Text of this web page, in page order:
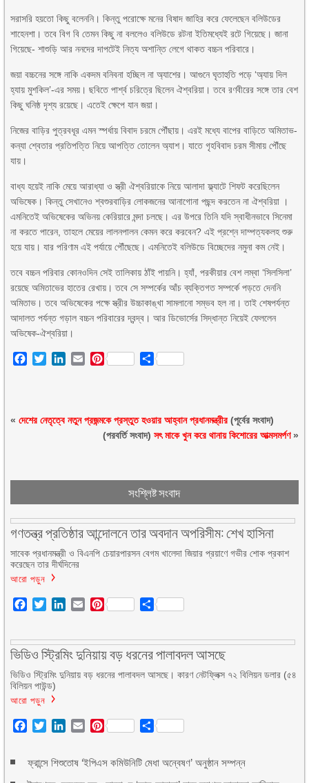
সরাসরি হয়তো কিছু বলেননি। কিন্তু পরোক্ষে মনের বিষাদ জাহির করে ফেলেছেন বলিউডের
শাহেনশা। তবে বিগ বি তেমন কিছু না বললেও বলিউডে রটনা ইতিমধ্যেই রটে গিয়েছে। জানা
গিয়েছে- শাশুড়ি আর ননদের দাপটেই নিত্য অশান্তি লেগে থাকত বচ্চন পরিবারে।
জয়া বচ্চনের সঙ্গে নাকি একদম বনিবনা হচ্ছিল না অ্যাশের। আগুনে ঘৃতাহুতি পড়ে ‘অ্যায় দিল
হ্যায় মুশকিল’-এর সময়। ছবিতে পার্শ্ব চরিত্রে ছিলেন ঐশ্বরিয়া। তবে রণবীরের সঙ্গে তার বেশ
কিছু ঘনিষ্ঠ দৃশ্য রয়েছে। এতেই ক্ষেপে যান জয়া।
নিজের বাড়ির পুত্রবধূর এমন স্পর্ধায় বিবাদ চরমে পৌঁছায়। এরই মধ্যে বাপের বাড়িতে অমিতাভ-
কন্যা শ্বেতার প্রতিপত্তি নিয়ে আপত্তি তোলেন অ্যাশ। যাতে গৃহবিবাদ চরম সীমায় পৌঁছে
যায়।
বাধ্য হয়েই নাকি মেয়ে আরাধ্যা ও স্ত্রী ঐশ্বরিয়াকে নিয়ে আলাদা ফ্ল্যাটে শিফট করেছিলেন
অভিষেক। কিন্তু সেখানেও শ্বশুরবাড়ির লোকজনের আনাগোনা পছন্দ করতেন না ঐশ্বরিয়া ।
এমনিতেই অভিষেকের অভিনয় কেরিয়ারে মন্দা চলছে। এর উপরে তিনি যদি স্বাধীনভাবে সিনেমা
না করতে পারেন, তাহলে মেয়ের লালনপালন কেমন করে করবেন? এই প্রশ্নে দাম্পত্যকলহ শুরু
হয়ে যায়। যার পরিণাম এই পর্যায়ে পৌঁছেছে। এমনিতেই বলিউডে বিচ্ছেদের নমুনা কম নেই।
তবে বচ্চন পরিবার কোনওদিন সেই তালিকায় ঠাঁই পায়নি। হ্যাঁ, পরকীয়ার বেশ লম্বা ‘সিলসিলা’
রয়েছে অমিতাভের হাতের রেখায়। তবে সে সম্পর্কের আঁচ ব্যক্তিগত সম্পর্কে পড়তে দেননি
অমিতাভ। তবে অভিষেকের পক্ষে স্ত্রীর উচ্চাকাঙ্খা সামলানো সম্ভব হল না। তাই শেষপর্যন্ত
আদালত পর্যন্ত গড়াল বচ্চন পরিবারের দ্বন্দ্ব। আর ডিভোর্সের সিদ্ধান্ত নিয়েই ফেললেন
অভিষেক-ঐশ্বরিয়া।
Facebook
TwitterLinkedIn
EmailPinterest Share
«দেশের নেতৃত্বে নতুন প্রজন্মকে প্রস্তুত হওয়ার আহ্বান প্রধানমন্ত্রীর(পূর্বের সংবাদ)
(পরবর্তি সংবাদ) সৎ মাকে খুন করে থানায় কিশোরের আত্মসমর্পণ»
সংশ্লিষ্ট সংবাদ
গণতন্ত্র প্রতিষ্ঠার আন্দোলনে তার অবদান অপরিসীম: শেখ হাসিনা
সাবেক প্রধানমন্ত্রী ও বিএনপি চেয়ারপারসন বেগম খালেদা জিয়ার প্রয়াণে গভীর শোক প্রকাশ
করেছেন তার দীর্ঘদিনের
আরো পড়ুন
Facebook
TwitterLinkedIn
EmailPinterest Share
ভিডিও স্ট্রিমিং দুনিয়ায় বড় ধরনের পালাবদল আসছে
ভিডিও স্ট্রিমিং দুনিয়ায় বড় ধরনের পালাবদল আসছে। কারণ নেটফ্লিক্স ৭২ বিলিয়ন ডলার (৫৪
বিলিয়ন পাউন্ড)
আরো পড়ুন
Facebook
TwitterLinkedIn
EmailPinterest Share
ফ্রান্সে শিশুতোষ ‘ইপিএস কমিউনিটি মেধা অন্বেষণ’ অনুষ্ঠান সম্পন্ন